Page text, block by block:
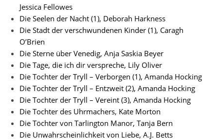
Jessica Fellowes
Die Seelen der Nacht (1), Deborah Harkness
Die Stadt der verschwundenen Kinder (1), Caragh
O’Brien
Die Sterne über Venedig, Anja Saskia Beyer
Die Tage, die ich dir verspreche, Lily Oliver
Die Tochter der Tryll – Verborgen (1), Amanda Hocking
Die Tochter der Tryll – Entzweit (2), Amanda Hocking
Die Tochter der Tryll – Vereint (3), Amanda Hocking
Die Tochter des Uhrmachers, Kate Morton
Die Töchter von Tarlington Manor, Tanja Bern
Die Unwahrscheinlichkeit von Liebe, A.J. Betts